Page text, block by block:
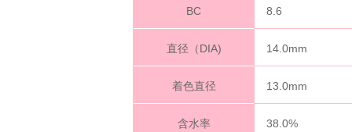
BC 8.6
直径（DIA) 14.0mm
着色直径 13.0mm
含水率 38.0%